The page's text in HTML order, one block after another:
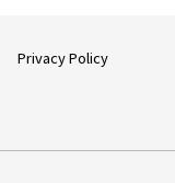
Privacy Policy